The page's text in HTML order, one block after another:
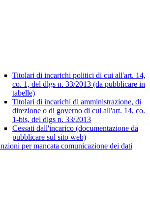
Titolari di incarichi politici di cui all'art. 14,
co. 1, del dlgs n. 33/2013 (da pubblicare in
tabelle)
Titolari di incarichi di amministrazione, di
direzione o di governo di cui all'art. 14, co.
1-bis, del dlgs n. 33/2013
Cessati dall'incarico (documentazione da
pubblicare sul sito web)
per mancata comunicazione dei dati